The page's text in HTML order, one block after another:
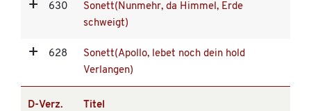
630
Sonett(Nunmehr, da Himmel, Erde
schweigt)
628
Sonett(Apollo, lebet noch dein hold
Verlangen)
D-Verz. Titel